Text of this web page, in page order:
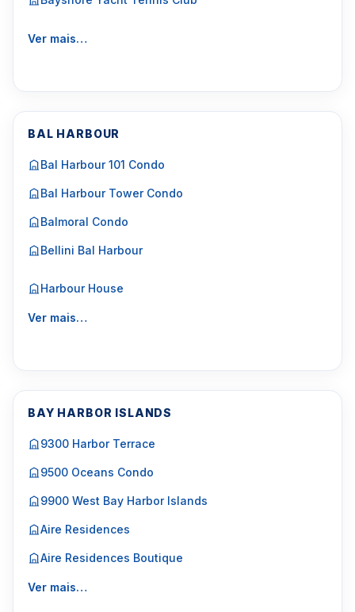
Ver mais…
BAL HARBOUR
Bal Harbour 101 Condo
Bal Harbour Tower Condo
Balmoral Condo
Bellini Bal Harbour
Harbour House
Ver mais…
BAY HARBOR ISLANDS
9300 Harbor Terrace
9500 Oceans Condo
9900 West Bay Harbor Islands
Aire Residences
Aire Residences Boutique
Ver mais…